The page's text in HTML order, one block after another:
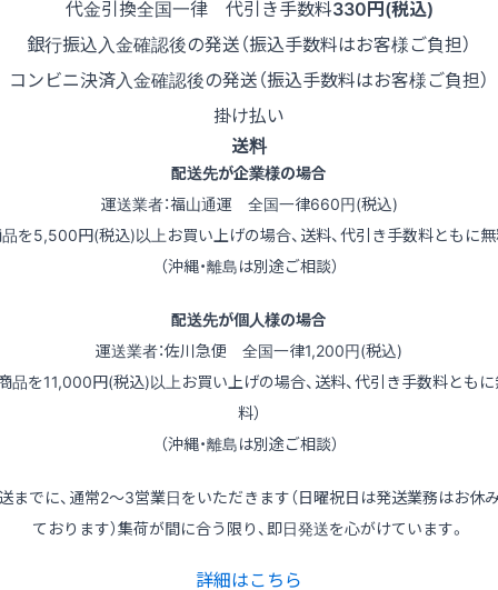
代金引換全国一律 代引き手数料330円(税込)
銀行振込入金確認後の発送（振込手数料はお客様ご負担）
コンビニ決済入金確認後の発送（振込手数料はお客様ご負担）
掛け払い
送料
配送先が企業様の場合
運送業者：福山通運 全国一律660円(税込)
品を5,500円(税込)以上お買い上げの場合、送料、代引き手数料ともに無
（沖縄・離島は別途ご相談）
配送先が個人様の場合
運送業者：佐川急便 全国一律1,200円(税込)
品を11,000円(税込)以上お買い上げの場合、送料、代引き手数料とも
料）
（沖縄・離島は別途ご相談）
までに、通常2～3営業日をいただきます（日曜祝日は発送業務はお休
ております）集荷が間に合う限り、即日発送を心がけています。
詳細はこちら